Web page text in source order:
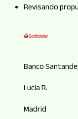
Revisando
Banco
Lucía R.
Madrid